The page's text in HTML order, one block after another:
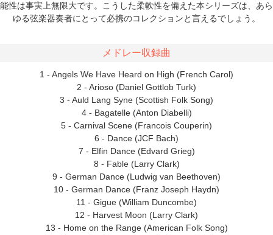
能性は事実上無限大です。こうした柔軟性を備えた本シリーズは、あら
ゆる弦楽器奏者にとって必携のコレクションと言えるでしょう。
メドレー収録曲
1 - Angels We Have Heard on High (French Carol)
2 - Arioso (Daniel Gottlob Turk)
3 - Auld Lang Syne (Scottish Folk Song)
4 - Bagatelle (Anton Diabelli)
5 - Carnival Scene (Francois Couperin)
6 - Dance (JCF Bach)
7 - Elfin Dance (Edvard Grieg)
8 - Fable (Larry Clark)
9 - German Dance (Ludwig van Beethoven)
10 - German Dance (Franz Joseph Haydn)
11 - Gigue (William Duncombe)
12 - Harvest Moon (Larry Clark)
13 - Home on the Range (American Folk Song)